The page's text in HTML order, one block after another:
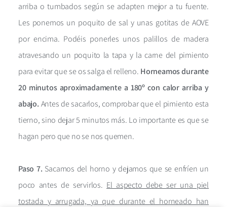
arriba o tumbados según se adapten mejor a tu fuente.
Les ponemos un poquito de sal y unas gotitas de AOVE
por encima. Podéis ponerles unos palillos de madera
atravesando un poquito la tapa y la carne del pimiento
para evitar que se os salga el relleno. Horneamos durante
20 minutos aproximadamente a 180º con calor arriba y
abajo. Antes de sacarlos, comprobar que el pimiento esta
tierno, sino dejar 5 minutos más. Lo importante es que se
hagan pero que no se nos quemen.
Paso 7. Sacamos del horno y dejamos que se enfríen un
poco antes de servirlos. El aspecto debe ser una piel
tostada y arrugada, ya que durante el horneado han